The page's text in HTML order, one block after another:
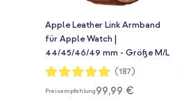
Apple Leather Link Armband
für Apple Watch |
44/45/46/49 mm - Größe M/L
- Umber
Bewertung:
99%
(187)
Preisempfehlung99,99 €